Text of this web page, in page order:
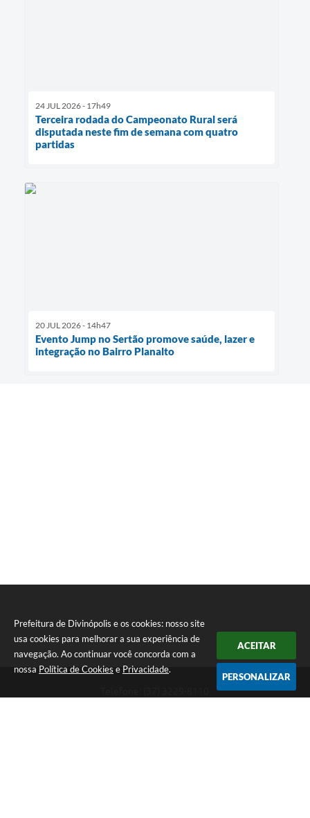
Prefeitura de Divinópolis e os cookies: nosso site
usa cookies para melhorar a sua experiência de
navegação. Ao continuar você concorda com a
nossa Política de Cookies e Privacidade.
ACEITAR
PERSONALIZAR
24 JUL 2026 - 17h49
Terceira rodada do Campeonato Rural será
disputada neste fim de semana com quatro
partidas
20 JUL 2026 - 14h47
Evento Jump no Sertão promove saúde, lazer e
integração no Bairro Planalto